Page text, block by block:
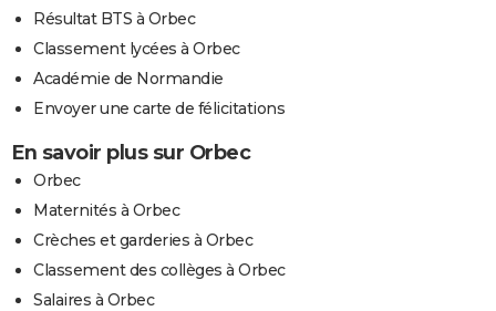
Résultat BTS à Orbec
Classement lycées à Orbec
Académie de Normandie
Envoyer une carte de félicitations
En savoir plus sur Orbec
Orbec
Maternités à Orbec
Crèches et garderies à Orbec
Classement des collèges à Orbec
Salaires à Orbec